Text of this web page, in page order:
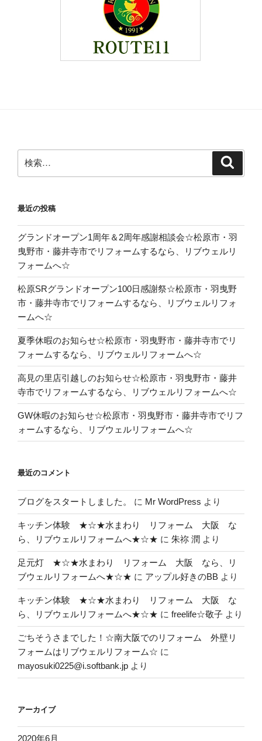
索:
最近の投稿
グランドオープン1周年＆2周年感謝相談会☆松原市・羽
曳野市・藤井寺市でリフォームするなら、リブウェルリ
フォームへ☆
松原SRグランドオープン100日感謝祭☆松原市・羽曳野
市・藤井寺市でリフォームするなら、リブウェルリフォ
ームへ☆
夏季休暇のお知らせ☆松原市・羽曳野市・藤井寺市でリ
フォームするなら、リブウェルリフォームへ☆
高見の里店引越しのお知らせ☆松原市・羽曳野市・藤井
寺市でリフォームするなら、リブウェルリフォームへ☆
GW休暇のお知らせ☆松原市・羽曳野市・藤井寺市でリフ
ォームするなら、リブウェルリフォームへ☆
最近のコメント
ブログをスタートしました。 に Mr WordPress より
キッチン体験 ★☆★水まわり リフォーム 大阪 な
ら、リブウェルリフォームへ★☆★ に 朱祢 潤 より
足元灯 ★☆★水まわり リフォーム 大阪 なら、リ
ブウェルリフォームへ★☆★ に アップル好きのBB より
キッチン体験 ★☆★水まわり リフォーム 大阪 な
ら、リブウェルリフォームへ★☆★ に freelife☆敬子 より
ごちそうさまでした！☆南大阪でのリフォーム 外壁リ
フォームはリブウェルリフォーム☆ に
mayosuki0225@i.softbank.jp より
アーカイブ
2020年6月